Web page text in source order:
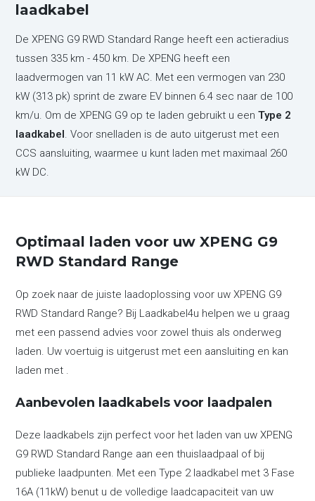
laadkabel
De XPENG G9 RWD Standard Range heeft een actieradius
tussen 335 km - 450 km. De XPENG heeft een
laadvermogen van 11 kW AC. Met een vermogen van 230
kW (313 pk) sprint de zware EV binnen 6.4 sec naar de 100
km/u. Om de XPENG G9 op te laden gebruikt u eenType 2
laadkabel. Voor snelladen is de auto uitgerust met een
CCS aansluiting, waarmee u kunt laden met maximaal 260
kW DC.
Optimaal laden voor uw XPENG G9
RWD Standard Range
Op zoek naar de juiste laadoplossing voor uw XPENG G9
RWD Standard Range? Bij Laadkabel4u helpen we u graag
met een passend advies voor zowel thuis als onderweg
laden. Uw voertuig is uitgerust met een aansluiting en kan
laden met .
Aanbevolen laadkabels voor laadpalen
Deze laadkabels zijn perfect voor het laden van uw XPENG
G9 RWD Standard Range aan een thuislaadpaal of bij
publieke laadpunten. Met een Type 2 laadkabel met 3 Fase
16A (11kW) benut u de volledige laadcapaciteit van uw